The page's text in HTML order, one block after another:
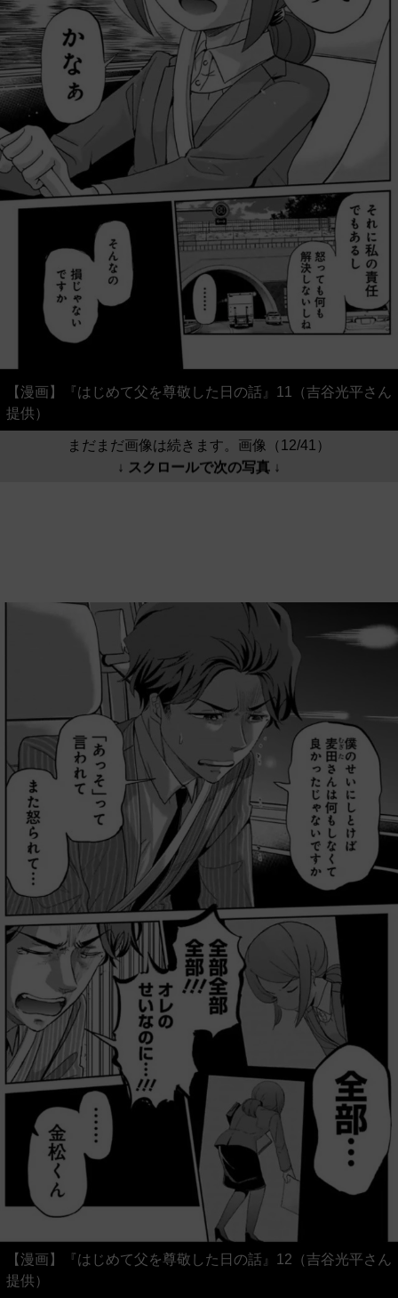
【漫画】『はじめて父を尊敬した日の話』11（吉谷光平さん
提供）
まだまだ画像は続きます。画像（12/41）
↓ スクロールで次の写真 ↓
【漫画】『はじめて父を尊敬した日の話』12（吉谷光平さん
提供）